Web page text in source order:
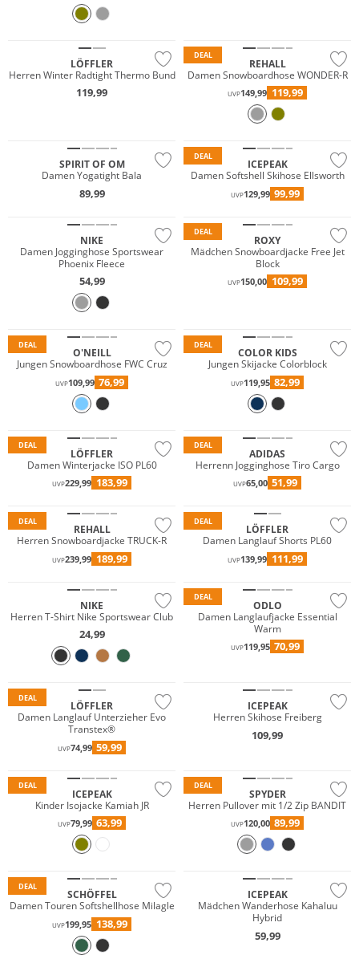
LÖFFLER
Herren Winter Radtight Thermo Bund
119,99
DEAL
REHALL
Damen Snowboardhose WONDER-R
UVP149,99 119,99
SPIRIT OF OM
Damen Yogatight Bala
89,99
DEAL
ICEPEAK
Damen Softshell Skihose Ellsworth
UVP129,99 99,99
NIKE
Damen Jogginghose Sportswear
Phoenix Fleece
54,99
DEAL
ROXY
Mädchen Snowboardjacke Free Jet
Block
UVP150,00 109,99
DEAL
O'NEILL
Jungen Snowboardhose FWC Cruz
UVP109,99 76,99
DEAL
COLOR KIDS
Jungen Skijacke Colorblock
UVP119,95 82,99
DEAL
LÖFFLER
Damen Winterjacke ISO PL60
UVP229,99 183,99
DEAL
ADIDAS
Herrenn Jogginghose Tiro Cargo
UVP65,00 51,99
DEAL
Wasserfest
REHALL
Herren Snowboardjacke TRUCK-R
UVP239,99 189,99
DEAL
Primaloft®
LÖFFLER
Damen Langlauf Shorts PL60
UVP139,99 111,99
NIKE
Herren T-Shirt Nike Sportswear Club
24,99
DEAL
ODLO
Damen Langlaufjacke Essential
Warm
UVP119,95 70,99
DEAL
LÖFFLER
Damen Langlauf Unterzieher Evo
Transtex®
UVP74,99 59,99
ICEPEAK
Herren Skihose Freiberg
109,99
DEAL
ICEPEAK
Kinder Isojacke Kamiah JR
UVP79,99 63,99
DEAL
SPYDER
Herren Pullover mit 1/2 Zip BANDIT
UVP120,00 89,99
DEAL
SCHÖFFEL
Damen Touren Softshellhose Milagle
UVP199,95 138,99
ICEPEAK
Mädchen Wanderhose Kahaluu
Hybrid
59,99